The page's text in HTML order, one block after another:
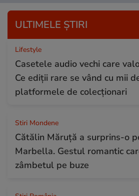
ULTIMELE ȘTIRI
Lifestyle
Casetele audio vechi care
Ce ediții rare se vând cu mii
platformele de colecționari
Stiri Mondene
Cătălin Măruță a surprins-o
Marbella. Gestul romantic
zâmbetul pe buze